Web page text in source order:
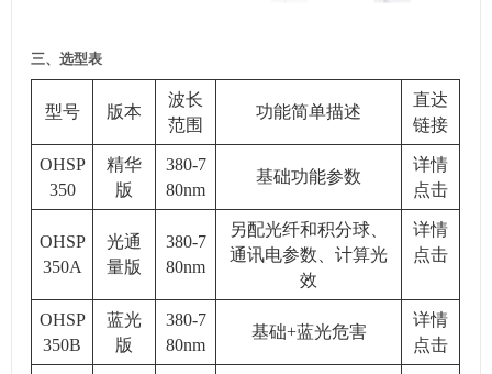
三、选型表
型号 版本
波长
范围
功能简单描述
直达
链接
OHSP
350
精华
版
380-7
80nm
基础功能参数
详情
点击
OHSP
350A
光通
量版
380-7
80nm
另配光纤和积分球、
通讯电参数、计算光
效
详情
点击
OHSP
350B
蓝光
版
380-7
80nm
基础+蓝光危害
详情
点击